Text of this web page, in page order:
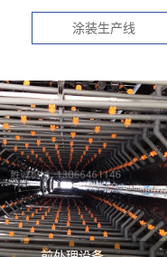
涂装生产线